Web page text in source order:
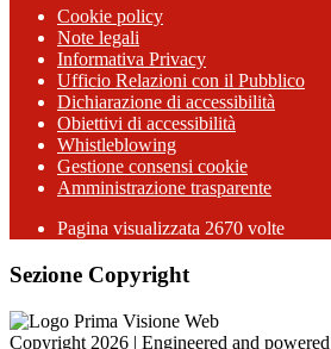
Cookie policy
Note legali
Informativa Privacy
Ufficio Relazioni con il Pubblico
Dichiarazione di accessibilità
Obiettivi di accessibilità
Whistleblowing
Gestione consensi cookie
Amministrazione trasparente
Pagina visualizzata 2670 volte
Sezione Copyright
Copyright 2026 | Engineered and